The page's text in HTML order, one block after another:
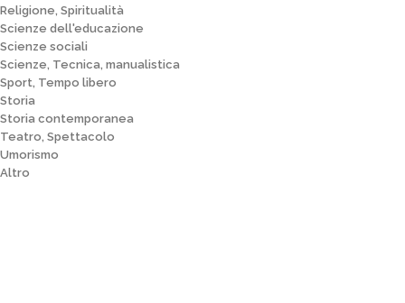
Religione, Spiritualità
Scienze dell'educazione
Scienze sociali
Scienze, Tecnica, manualistica
Sport, Tempo libero
Storia
Storia contemporanea
Teatro, Spettacolo
Umorismo
Altro